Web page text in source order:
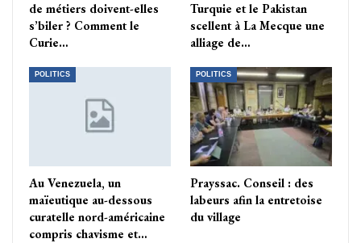
de métiers doivent-elles
s’biler ? Comment le
Curie…
Turquie et le Pakistan
scellent à La Mecque une
alliage de…
POLITICS
Au Venezuela, un
maïeutique au-dessous
curatelle nord-américaine
compris chavisme et…
POLITICS
Prayssac. Conseil : des
labeurs afin la entretoise
du village